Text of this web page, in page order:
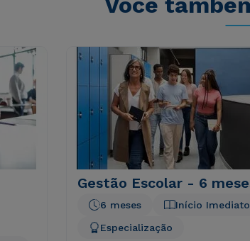
Gestão Escolar - 6
Início Imediato
6 meses
Especialização